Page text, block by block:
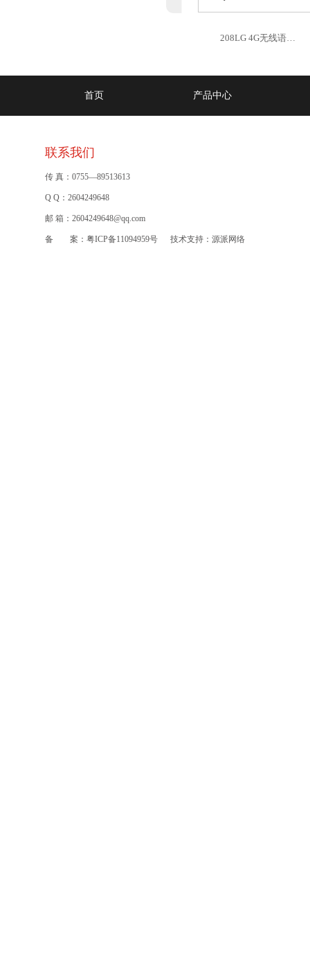
208LG 4G无线语…
首页 产品中心
联系我们
传 真：0755—89513613
Q Q：2604249648
邮 箱：2604249648@qq.com
备 案： 粤ICP备11094959号 技术支持： 源派网络